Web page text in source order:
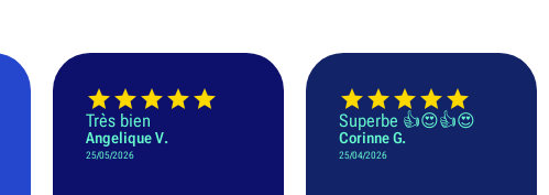
Très bien
Angelique V.
25/05/2026
Superbe 👍😍👍😍
Corinne G.
25/04/2026